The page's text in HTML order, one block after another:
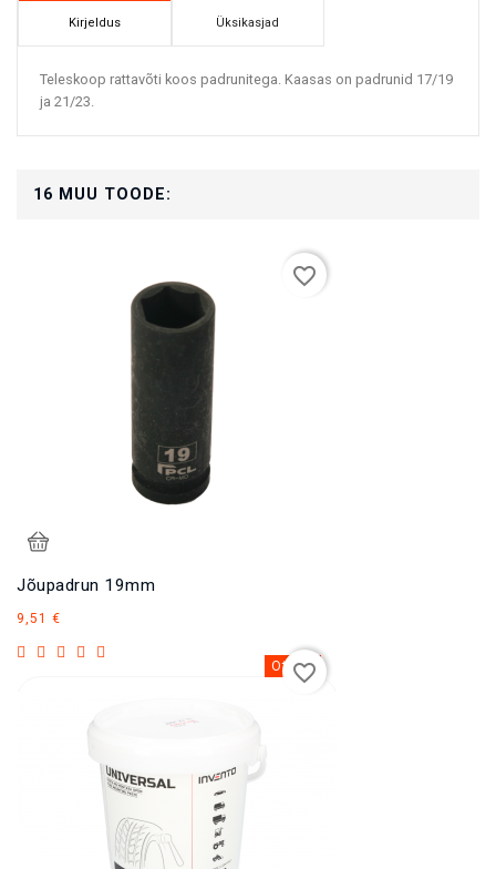
Kirjeldus Üksikasjad
Teleskoop rattavõti koos padrunitega. Kaasas on padrunid 17/19
ja 21/23.
16 MUU TOODE:
Jõupadrun 19mm
9,51 €
favorite_border
Otsas
favorite_border